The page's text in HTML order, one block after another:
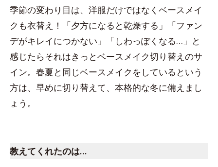
季節の変わり目は、洋服だけではなくベースメイ
クも衣替え！「夕方になると乾燥する」「ファン
デがキレイにつかない」「しわっぽくなる…」と
感じたらそれはきっとベースメイク切り替えのサ
イン。春夏と同じベースメイクをしているという
方は、早めに切り替えて、本格的な冬に備えまし
ょう。
教えてくれたのは…